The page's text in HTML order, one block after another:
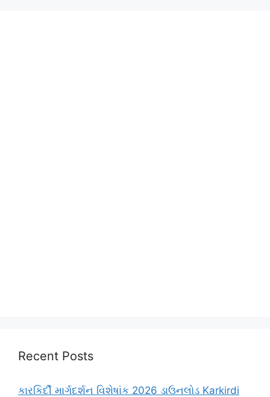
Recent Posts
કારકિર્દી માર્ગદર્શન વિશેષાંક 2026 ડાઉનલોડ Karkirdi